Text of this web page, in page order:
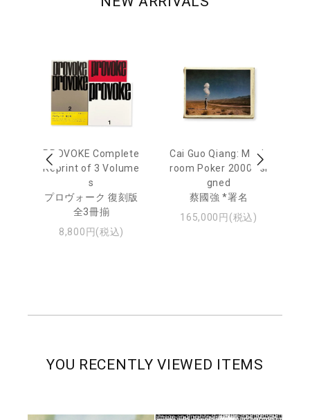
PROVOKE Complete
Reprint of 3 Volume
s
プロヴォーク 復刻版
全3冊揃
8,800円(税込)
Cai Guo Qiang: Mush
room Poker 2000 *si
gned
蔡國強 *署名
165,000円(税込)
YOU RECENTLY VIEWED ITEMS